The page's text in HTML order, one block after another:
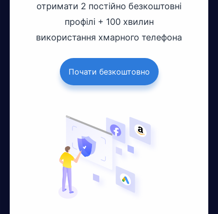
отримати 2 постійно безкоштовні
профілі + 100 хвилин
використання хмарного телефона
Почати безкоштовно